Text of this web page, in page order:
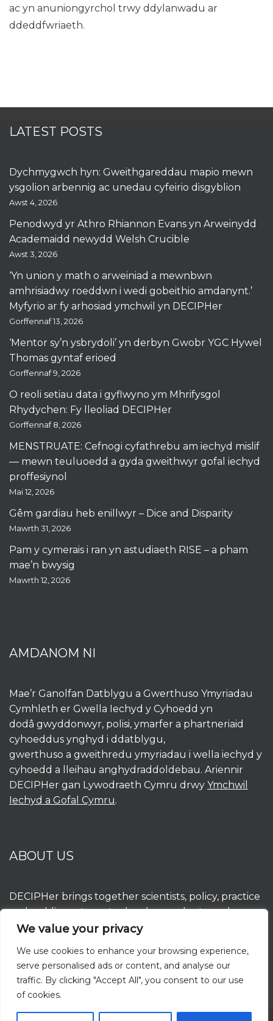
We value your privacy
We use cookies to enhance your browsing experience,
serve personalised ads or content, and analyse our
traffic. By clicking "Accept All", you consent to our use
of cookies.
ac yn anuniongyrchol trwy ddylanwadu ar
ddeddfwriaeth.
LATEST POSTS
Dychmygwch hyn: Gweithgareddau mapio mewn
ysgolion arbennig ac unedau cyfeirio disgyblion
Awst 4, 2026
Penodwyd yr Athro Rhiannon Evans yn Arweinydd
Academaidd newydd Welsh Crucible
Awst 3, 2026
‘Yn union y math o arweiniad a mewnbwn
amhrisiadwy roeddwn i wedi gobeithio amdanynt.’
Myfyrio ar fy arhosiad ymchwil yn DECIPHer
Gorffennaf 13, 2026
‘Mentor sy’n ysbrydoli’ yn derbyn Gwobr YGC Hywel
Thomas gyntaf erioed
Gorffennaf 9, 2026
O reoli setiau data i gyflwyno ym Mhrifysgol
Rhydychen: Fy lleoliad DECIPHer
Gorffennaf 8, 2026
MENSTRUATE: Cefnogi cyfathrebu am iechyd mislif
— mewn teuluoedd a gyda gweithwyr gofal iechyd
proffesiynol
Mai 12, 2026
Gêm gardiau heb enillwyr – Dice and Disparity
Mawrth 31, 2026
Pam y cymerais i ran yn astudiaeth RISE – a pham
mae’n bwysig
Mawrth 12, 2026
AMDANOM NI
Mae’r Ganolfan Datblygu a Gwerthuso Ymyriadau
Cymhleth er Gwella Iechyd y Cyhoedd yn
dodâ gwyddonwyr, polisi, ymarfer a phartneriaid
cyhoeddus ynghyd i ddatblygu,
gwerthuso a gweithredu ymyriadau i wella iechyd y
cyhoedd a lleihau anghydraddoldebau. Ariennir
DECIPHer gan Lywodraeth Cymru drwy Ymchwil
Iechyd a Gofal Cymru.
ABOUT US
DECIPHer brings together scientists, policy, practice
and public partners to develop, evaluate and
implement interventions to improve population
by the Welsh Government throughHealth and
Care Research Wales